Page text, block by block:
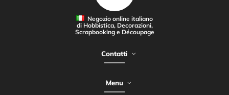
Negozio online italiano
di Hobbistica, Decorazioni,
Scrapbooking e Découpage
Contatti
Menu